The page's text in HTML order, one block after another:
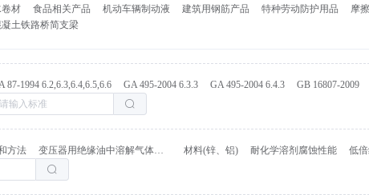
材
食品相关产品 机动车辆制动液 建筑用钢筋产品 特种劳动防护用品 摩
土铁路桥简支梁
87-1994 6.2,6.3,6.4,6.5,6.6 GA 495-2004 6.3.3 GA 495-2004 6.4.3 GB 16807-2009
方法 材料(锌、铝) 耐化学溶剂腐蚀性能 低